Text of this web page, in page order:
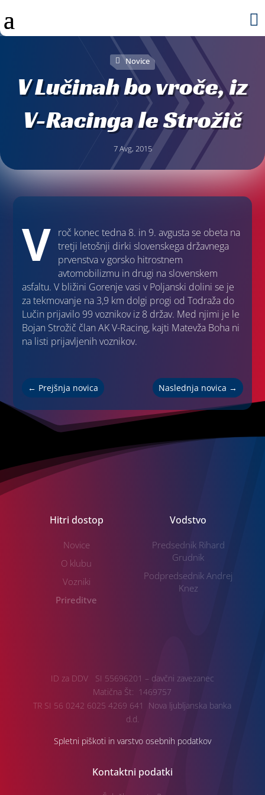

Novice
V Lučinah bo vroče, iz
V-Racinga le Strožič
7 Avg, 2015
V roč konec tedna 8. in 9. avgusta se obeta na
tretji letošnji dirki slovenskega državnega
prvenstva v gorsko hitrostnem
avtomobilizmu in drugi na slovenskem
asfaltu. V bližini Gorenje vasi v Poljanski dolini se je
za tekmovanje na 3,9 km dolgi progi od Todraža do
Lučin prijavilo 99 voznikov iz 8 držav. Med njimi je le
Bojan Strožič član AK V-Racing, kajti Matevža Boha ni
na listi prijavljenih voznikov.
← Prejšnja novica Naslednja novica →
Hitri dostop
Novice
O klubu
Vozniki
Prireditve
Vodstvo
Predsednik Rihard
Grudnik
Podpredsednik Andrej
Knez
ID za DDV SI 55696201 – davčni zavezanec
Matična Št: 1469757
TR SI 56 0242 6025 4269 641 Nova ljubljanska banka
d.d.
Spletni piškoti in varstvo osebnih podatkov
Kontaktni podatki